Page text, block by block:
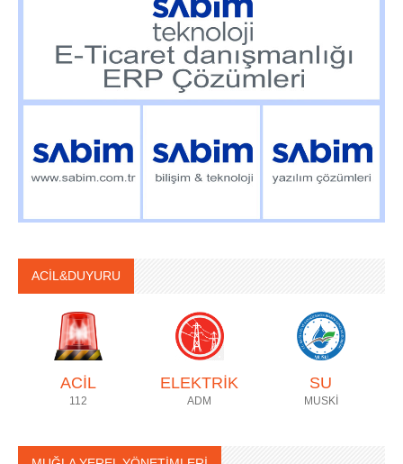
ACİL&DUYURU
ACİL
112
ELEKTRİK
ADM
SU
MUSKİ